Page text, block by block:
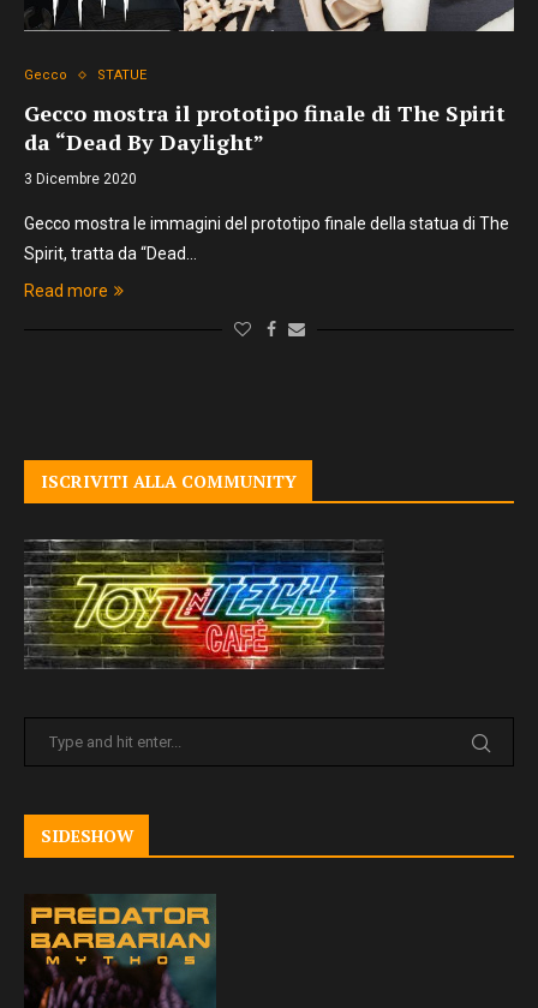
Gecco STATUE
Gecco mostra il prototipo finale di The Spirit
da “Dead By Daylight”
3 Dicembre 2020
Gecco mostra le immagini del prototipo finale della statua di The
Spirit, tratta da “Dead…
Read more
ISCRIVITI ALLA COMMUNITY
SIDESHOW